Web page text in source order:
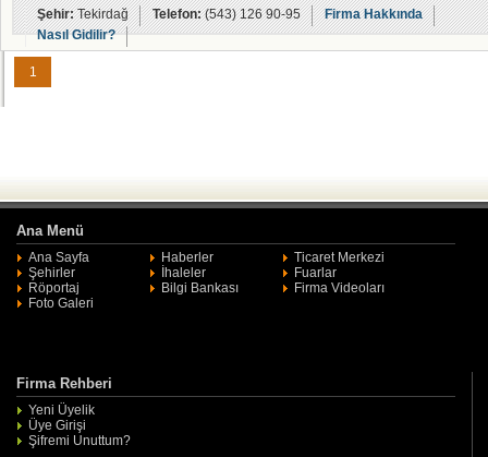
Şehir:Tekirdağ Telefon:(543) 126 90-95
Firma Hakkında
Nasıl Gidilir?
1
Ana Menü
Ana Sayfa Haberler
Ticaret Merkezi
Şehirler
İhaleler
Fuarlar
Röportaj
Bilgi Bankası
Firma Videoları
Foto Galeri
Firma Rehberi
Yeni Üyelik
Üye Girişi
Şifremi Unuttum?